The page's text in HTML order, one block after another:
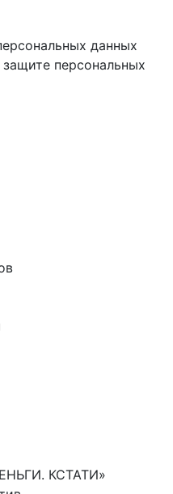
данных
персональных
КСТАТИ»